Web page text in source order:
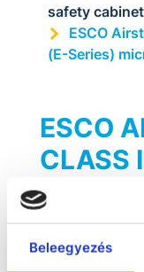
Beleegyezés
safety
ESCO
(E-Series)
ESCO
CLASS
G4 (E-